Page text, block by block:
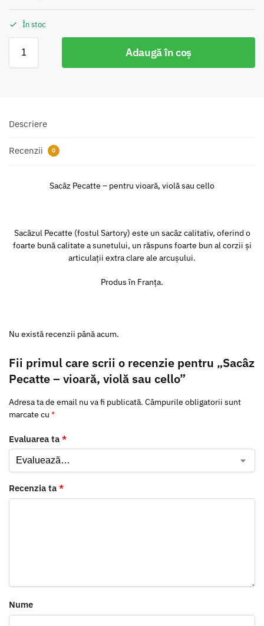
În stoc
Adaugă în coș
Descriere
Recenzii 0
Sacâz Pecatte – pentru vioară, violă sau cello
Sacâzul Pecatte (fostul Sartory) este un sacâz calitativ, oferind o
foarte bună calitate a sunetului, un răspuns foarte bun al corzii și
articulații extra clare ale arcușului.
Produs în Franța.
Nu există recenzii până acum.
Fii primul care scrii o recenzie pentru „Sacâz
Pecatte – vioară, violă sau cello”
Adresa ta de email nu va fi publicată. Câmpurile obligatorii sunt
marcate cu *
Evaluarea ta *
Recenzia ta *
Nume